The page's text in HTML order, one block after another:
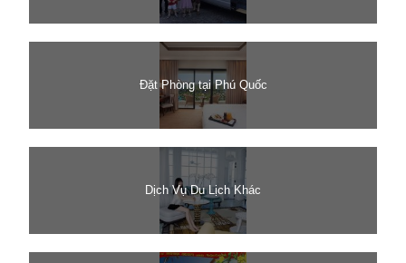
Đặt Phòng tại Phú Quốc
Dịch Vụ Du Lịch Khác